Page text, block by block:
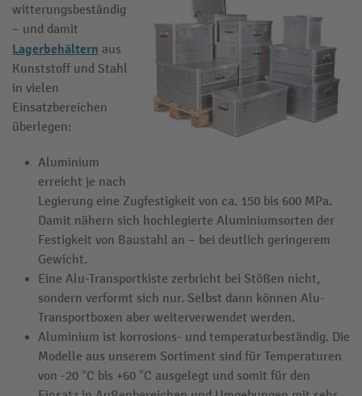
witterungsbeständig
– und damit
Lagerbehältern aus
Kunststoff und Stahl
in vielen
Einsatzbereichen
überlegen:
Aluminium
erreicht je nach
Legierung eine Zugfestigkeit von ca. 150 bis 600 MPa.
Damit nähern sich hochlegierte Aluminiumsorten der
Festigkeit von Baustahl an – bei deutlich geringerem
Gewicht.
Eine Alu-Transportkiste zerbricht bei Stößen nicht,
sondern verformt sich nur. Selbst dann können Alu-
Transportboxen aber weiterverwendet werden.
Aluminium ist korrosions- und temperaturbeständig. Die
Modelle aus unserem Sortiment sind für Temperaturen
von -20 °C bis +60 °C ausgelegt und somit für den